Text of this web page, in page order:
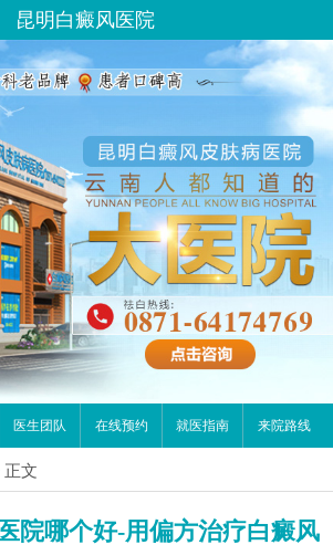
昆明白癜风医院
医生团队 在线预约 就医指南 来院路线
正文
院哪个好-用偏方治疗白癜风